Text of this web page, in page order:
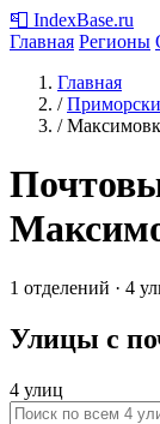
📮 IndexBase.ru
Главная Регионы
Главная
/
/
1 отделений · 4
Улицы с
4 улиц